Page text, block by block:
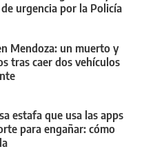
urgencia por la Policía
Mendoza: un muerto y
tras caer dos vehículos
estafa que usa las apps
para engañar: cómo